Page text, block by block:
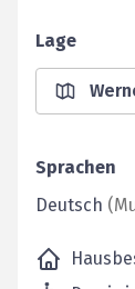
Lage
Sprachen
Deutsch (